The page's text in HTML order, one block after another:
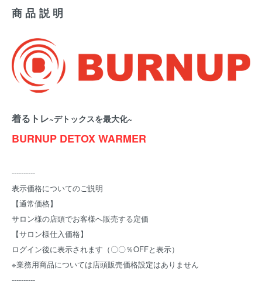
商品説明
着るトレ~デトックスを最大化~
BURNUP DETOX WARMER
----------
表示価格についてのご説明
【通常価格】
サロン様の店頭でお客様へ販売する定価
【サロン様仕入価格】
ログイン後に表示されます（〇〇％OFFと表示）
※業務用商品については店頭販売価格設定はありません
----------